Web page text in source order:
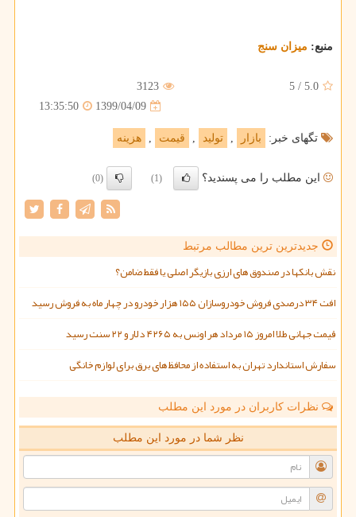
منبع: میزان سنج
5.0
/
5
3123
1399/04/09
13:35:50
تگهای خبر: بازار , تولید , قیمت , هزینه
این مطلب را می پسندید؟ (1)
(0)
جدیدترین ترین مطالب مرتبط
نقش بانکها در صندوق های ارزی بازیگر اصلی یا فقط ضامن؟
افت ۳۴ درصدی فروش خودروسازان ۱۵۵ هزار خودرو در چهار ماه به فروش رسید
قیمت جهانی طلا امروز ۱۵ مرداد هر اونس به ۴۲۶۵ دلار و ۲۲ سنت رسید
سفارش استاندارد تهران به استفاده از محافظ های برق برای لوازم خانگی
نظرات کاربران در مورد این مطلب
نظر شما در مورد این مطلب